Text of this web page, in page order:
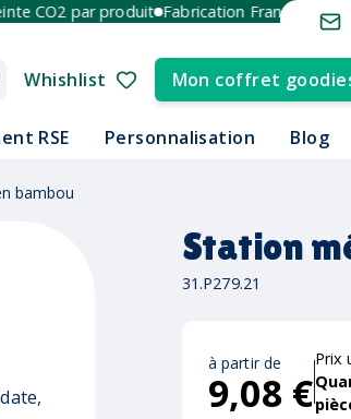
CO2 par produit Fabrication France et Europe
Whishlist Mon coffret
RSE Personnalisation Blog
bambou
Station
31.P279.21
à partir de
9,08 €
Prix